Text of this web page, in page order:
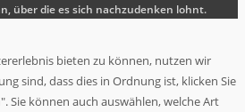
über die es sich nachzudenken lohnt.
bieten zu können, nutzen wir
sind, dass dies in Ordnung ist, klicken Sie
Sie können auch auswählen, welche Art